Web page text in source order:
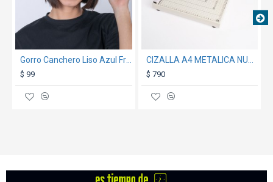
140ml Magenta
IN-TIN-T49M420-YE
Tinta Epson Sub. T49M420
140ml Amarillo
$ 99 $ 790